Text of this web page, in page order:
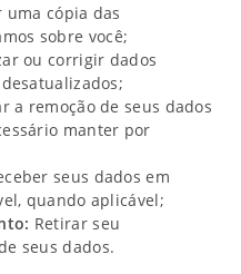
uma cópia das
sobre você;
ou corrigir dados
a remoção de seus dados
manter por
seus dados em
quando aplicável;
Retirar seu
seus dados.